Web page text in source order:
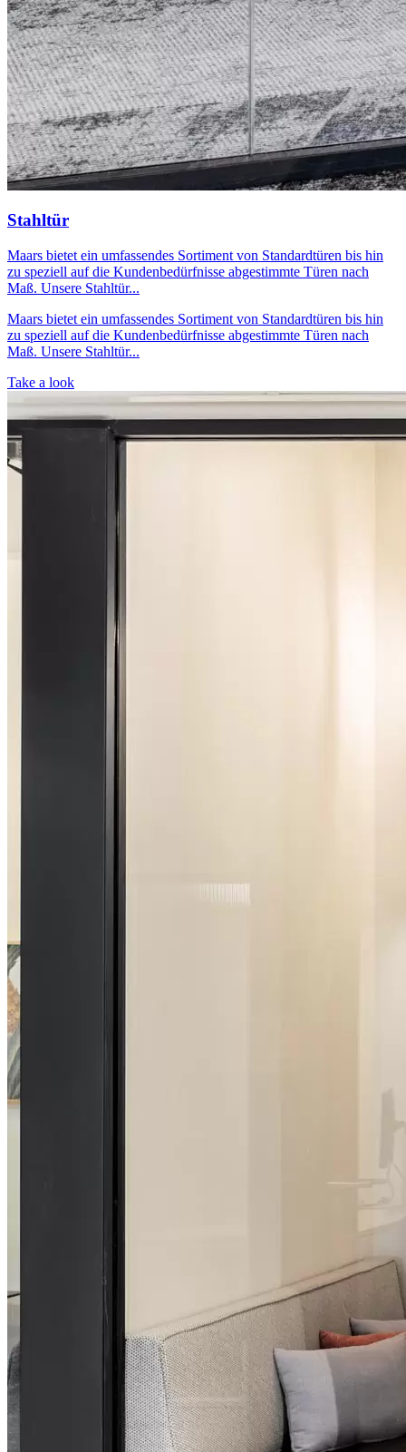
Stahltür
Maars bietet ein umfassendes Sortiment von Standardtüren bis hin
zu speziell auf die Kundenbedürfnisse abgestimmte Türen nach
Maß. Unsere Stahltür...
Maars bietet ein umfassendes Sortiment von Standardtüren bis hin
zu speziell auf die Kundenbedürfnisse abgestimmte Türen nach
Maß. Unsere Stahltür...
Take a look